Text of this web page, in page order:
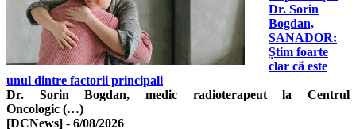
Dr. Sorin
Bogdan,
SANADOR:
Știm foarte
clar că este
unul dintre factorii principali
Dr. Sorin Bogdan, medic radioterapeut la Centrul
Oncologic (…)
[DCNews] - 6/08/2026